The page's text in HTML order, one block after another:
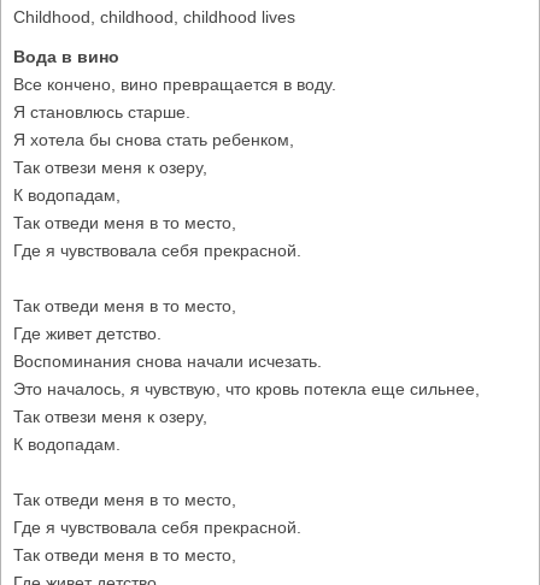
Childhood, childhood, childhood lives
Вода в вино
Все кончено, вино превращается в воду.
Я становлюсь старше.
Я хотела бы снова стать ребенком,
Так отвези меня к озеру,
К водопадам,
Так отведи меня в то место,
Где я чувствовала себя прекрасной.
Так отведи меня в то место,
Где живет детство.
Воспоминания снова начали исчезать.
Это началось, я чувствую, что кровь потекла еще сильнее,
Так отвези меня к озеру,
К водопадам.
Так отведи меня в то место,
Где я чувствовала себя прекрасной.
Так отведи меня в то место,